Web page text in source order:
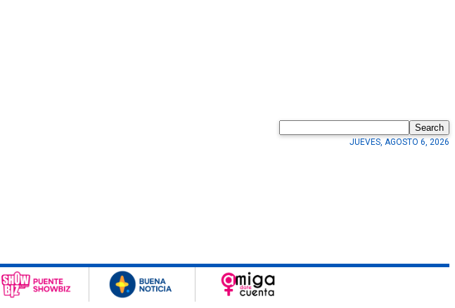
Search
JUEVES, AGOSTO 6, 2026